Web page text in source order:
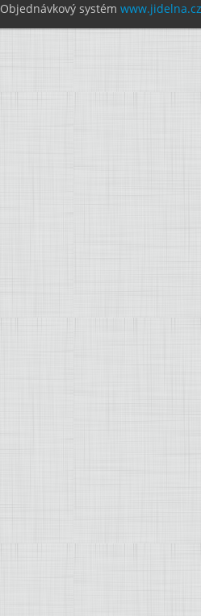
Objednávkový systém www.jidelna.cz